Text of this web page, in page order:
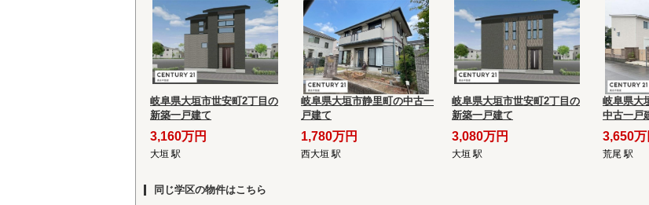
岐阜県大垣市世安町2丁目の
新築一戸建て
3,160万円
大垣 駅
岐阜県大垣市静里町の中古一
戸建て
1,780万円
西大垣 駅
岐阜県大垣市世安町2丁目の
新築一戸建て
3,080万円
大垣 駅
岐阜県大
中古一戸
3,650万
荒尾 駅
同じ学区の物件はこちら